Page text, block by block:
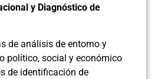
y Diagnóstico de
de análisis de entorno y
político, social y económico
de identificación de